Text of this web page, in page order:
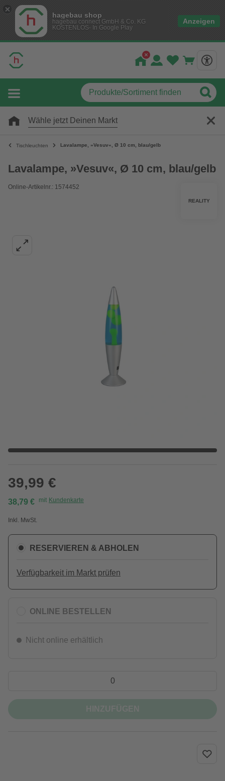
hagebau shop
hagebau connect GmbH & Co. KG
KOSTENLOS- In Google Play
Anzeigen
Wähle jetzt Deinen Markt
Tischleuchten Lavalampe, »Vesuv«, Ø 10 cm, blau/gelb
Lavalampe, »Vesuv«, Ø 10 cm, blau/gelb
Online-Artikelnr.: 1574452
REALITY
39,99 €
38,79 € mit Kundenkarte
Inkl. MwSt.
RESERVIEREN & ABHOLEN
Verfügbarkeit im Markt prüfen
ONLINE BESTELLEN
Nicht online erhältlich